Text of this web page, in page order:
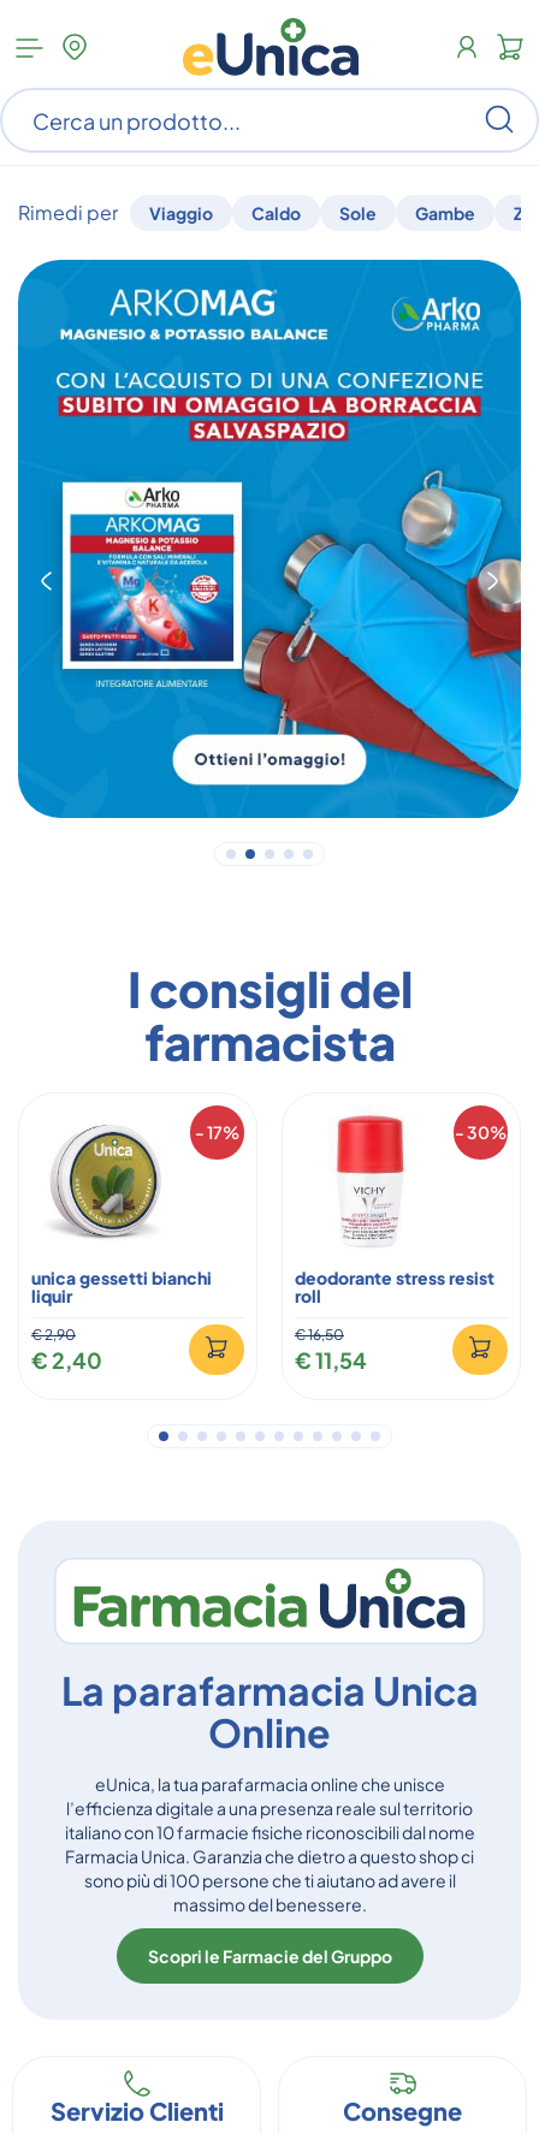
Apri
menu
categorie
Rimedi per Viaggio Caldo Sole Gambe
I consigli del
farmacista
- 17%
unica gessetti bianchi
liquir
€ 2,90
€ 2,40
- 30%
deodorante stress resist
roll
€ 16,50
€ 11,54
La parafarmacia Unica
Online
eUnica, la tua parafarmacia online che unisce
l’efficienza digitale a una presenza reale sul territorio
italiano con 10 farmacie fisiche riconoscibili dal nome
Farmacia Unica. Garanzia che dietro a questo shop ci
sono più di 100 persone che ti aiutano ad avere il
massimo del benessere.
Scopri le Farmacie del Gruppo
Servizio Clienti Consegne